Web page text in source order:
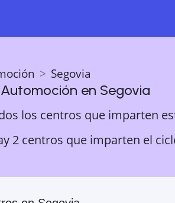
Segovia
Automoción en Segovia
los centros que imparten
2 centros que imparten el